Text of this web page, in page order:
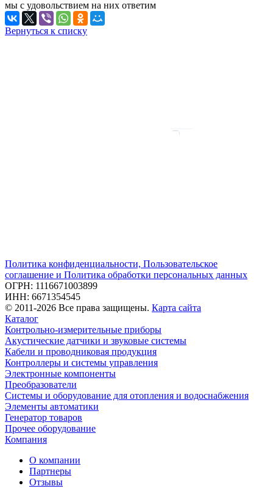
мы с удовольствием на них ответим
Вернуться к списку
Политика конфиденциальности, Пользовательское
соглашение и Политика обработки персональных данных
ОГРН: 1116671003899
ИНН: 6671354545
© 2011-2026 Все права защищены. Карта сайта
Каталог
Контрольно-измерительные приборы
Акустические датчики и звуковые системы
Кабели и проводниковая продукция
Контроллеры и системы управления
Электронные компоненты
Преобразователи
Системы и оборудование для отопления и водоснабжения
Элементы автоматики
Генератор товаров
Прочее оборудование
Компания
О компании
Партнеры
Отзывы